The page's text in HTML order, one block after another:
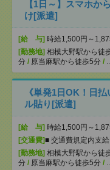
【1日～】スマホか
け[派遣]
[給 与] 時給1,500円～
[勤務地] 相模大野駅から徒
分 / 原当麻駅から徒歩5分 /
《単発1日OK！日
ル貼り[派遣]
[給 与] 時給1,500円～
[交通費]■ 交通費規定内支
[勤務地] 相模大野駅から徒
分 / 原当麻駅から徒歩5分 /